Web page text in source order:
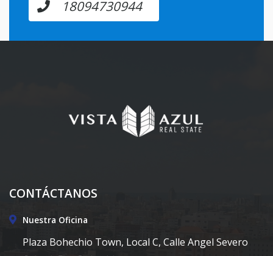
18094730944
CONTÁCTANOS
Nuestra Oficina
Plaza Bohechio Town, Local C, Calle Angel Severo